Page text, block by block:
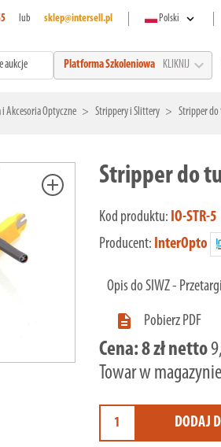
lub sklep@intersell.pl Polski expand_more
aukcje Platforma Szkoleniowa KLIKNIJ expand_more
i Akcesoria Optyczne Strippery i Slittery Stripper do
add Stripper do
Kod produktu: IO-STR-5
Producent: InterOpto
Opis do SIWZ - Przetargi

Pobierz PDF
Cena:8 zł netto
Towar w
DODAJ